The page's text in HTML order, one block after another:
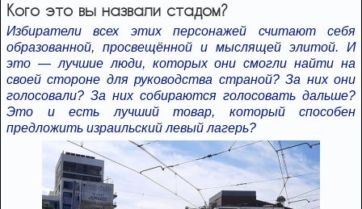
Кого это вы назвали стадом?
Избиратели всех этих персонажей считают себя
образованной, просвещённой и мыслящей элитой. И
это — лучшие люди, которых они смогли найти на
своей стороне для руководства страной? За них они
голосовали? За них собираются голосовать дальше?
Это и есть лучший товар, который способен
предложить израильский левый лагерь?